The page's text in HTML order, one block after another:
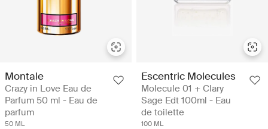
Montale
Crazy in Love Eau de
Parfum 50 ml - Eau de
parfum
50 ML
Escentric Molecules
Molecule 01 + Clary
Sage Edt 100ml - Eau
de toilette
100 ML